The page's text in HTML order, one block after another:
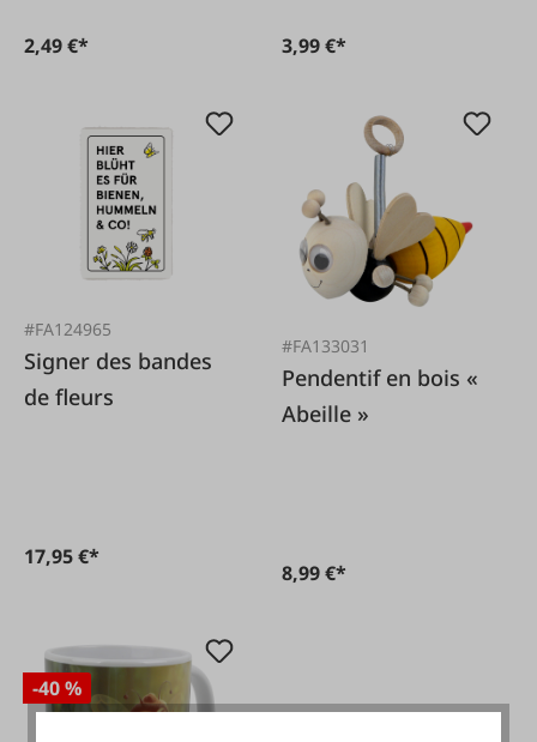
2,49 €* 3,99 €*
#FA124965
Signer des bandes
de fleurs
17,95 €*
#FA133031
Pendentif en bois «
Abeille »
8,99 €*
-40 %